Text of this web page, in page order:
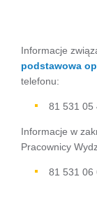
Informacje
podstawowa
telefonu:
81 531 05
Informacje w
Pracownicy
81 531 06